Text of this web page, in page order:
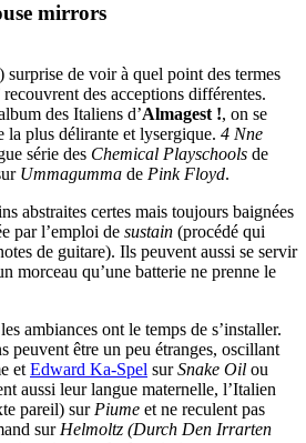
mirrors
surprise de voir à quel point des termes
recouvrent des acceptions différentes.
des Italiens d’Almagest !, on se
la plus délirante et lysergique. 4 Nne
série des Chemical Playschools de
Ummagumma de Pink Floyd.
abstraites certes mais toujours baignées
par l’emploi de sustain (procédé qui
de guitare). Ils peuvent aussi se servir
morceau qu’une batterie ne prenne le
ambiances ont le temps de s’installer.
peuvent être un peu étranges, oscillant
et Edward Ka-Spel surSnake Oil ou
aussi leur langue maternelle, l’Italien
pareil) sur Piume et ne reculent pas
sur Helmoltz (Durch Den Irrarten